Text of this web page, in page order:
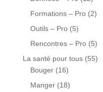
Formations – Pro(2)
Outils – Pro(5)
Rencontres – Pro(5)
La santé pour tous(55)
Bouger(16)
Manger(18)